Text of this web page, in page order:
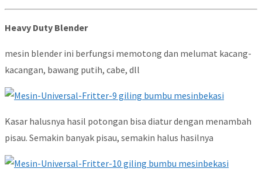
Heavy Duty Blender
mesin blender ini berfungsi memotong dan melumat kacang-
kacangan, bawang putih, cabe, dll
Kasar halusnya hasil potongan bisa diatur dengan menambah
pisau. Semakin banyak pisau, semakin halus hasilnya